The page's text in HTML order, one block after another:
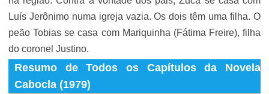
Luís Jerônimo numa igreja vazia. Os dois têm uma filha. O
peão Tobias se casa com Mariquinha (Fátima Freire), filha
do coronel Justino.
Resumo de Todos os Capítulos da Novela
Cabocla (1979)